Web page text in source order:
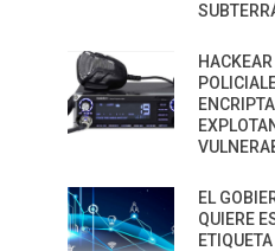
EL
QUIERE